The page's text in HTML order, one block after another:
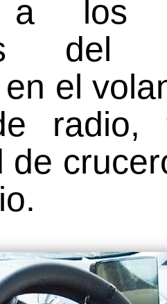
a los
del
el
radio,
de